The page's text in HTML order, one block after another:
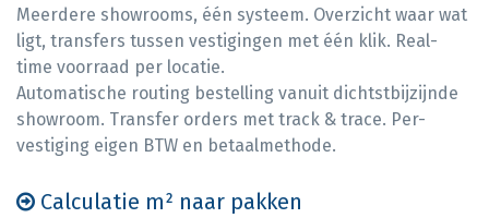
Meerdere showrooms, één systeem. Overzicht waar wat
ligt, transfers tussen vestigingen met één klik. Real-
time voorraad per locatie.
Automatische routing bestelling vanuit dichtstbijzijnde
showroom. Transfer orders met track & trace. Per-
vestiging eigen BTW en betaalmethode.
Calculatie m² naar pakken